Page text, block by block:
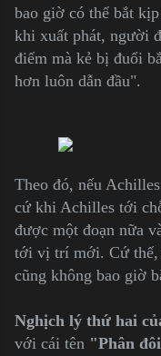
bao giờ có thể bắt
khi xuất phát, người
điểm mà kẻ bị đuổi
hơn luôn dẫn đầu".
Theo đó, nếu
cứ khi Achilles tới
được một đoạn nữa
tới vị trí mới. Cứ thế,
cũng không bao giờ
Nghịch lý thứ hai
với cái tên "Phân